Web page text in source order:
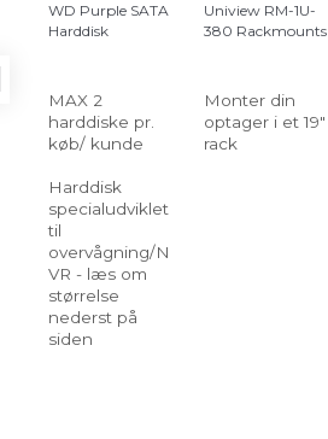
WD Purple SATA
Harddisk
MAX 2
harddiske pr.
køb/ kunde
Harddisk
specialudviklet
til
overvågning/N
VR - læs om
størrelse
nederst på
siden
Uniview RM-1U-
380 Rackmounts
Monter din
optager i et 19"
rack